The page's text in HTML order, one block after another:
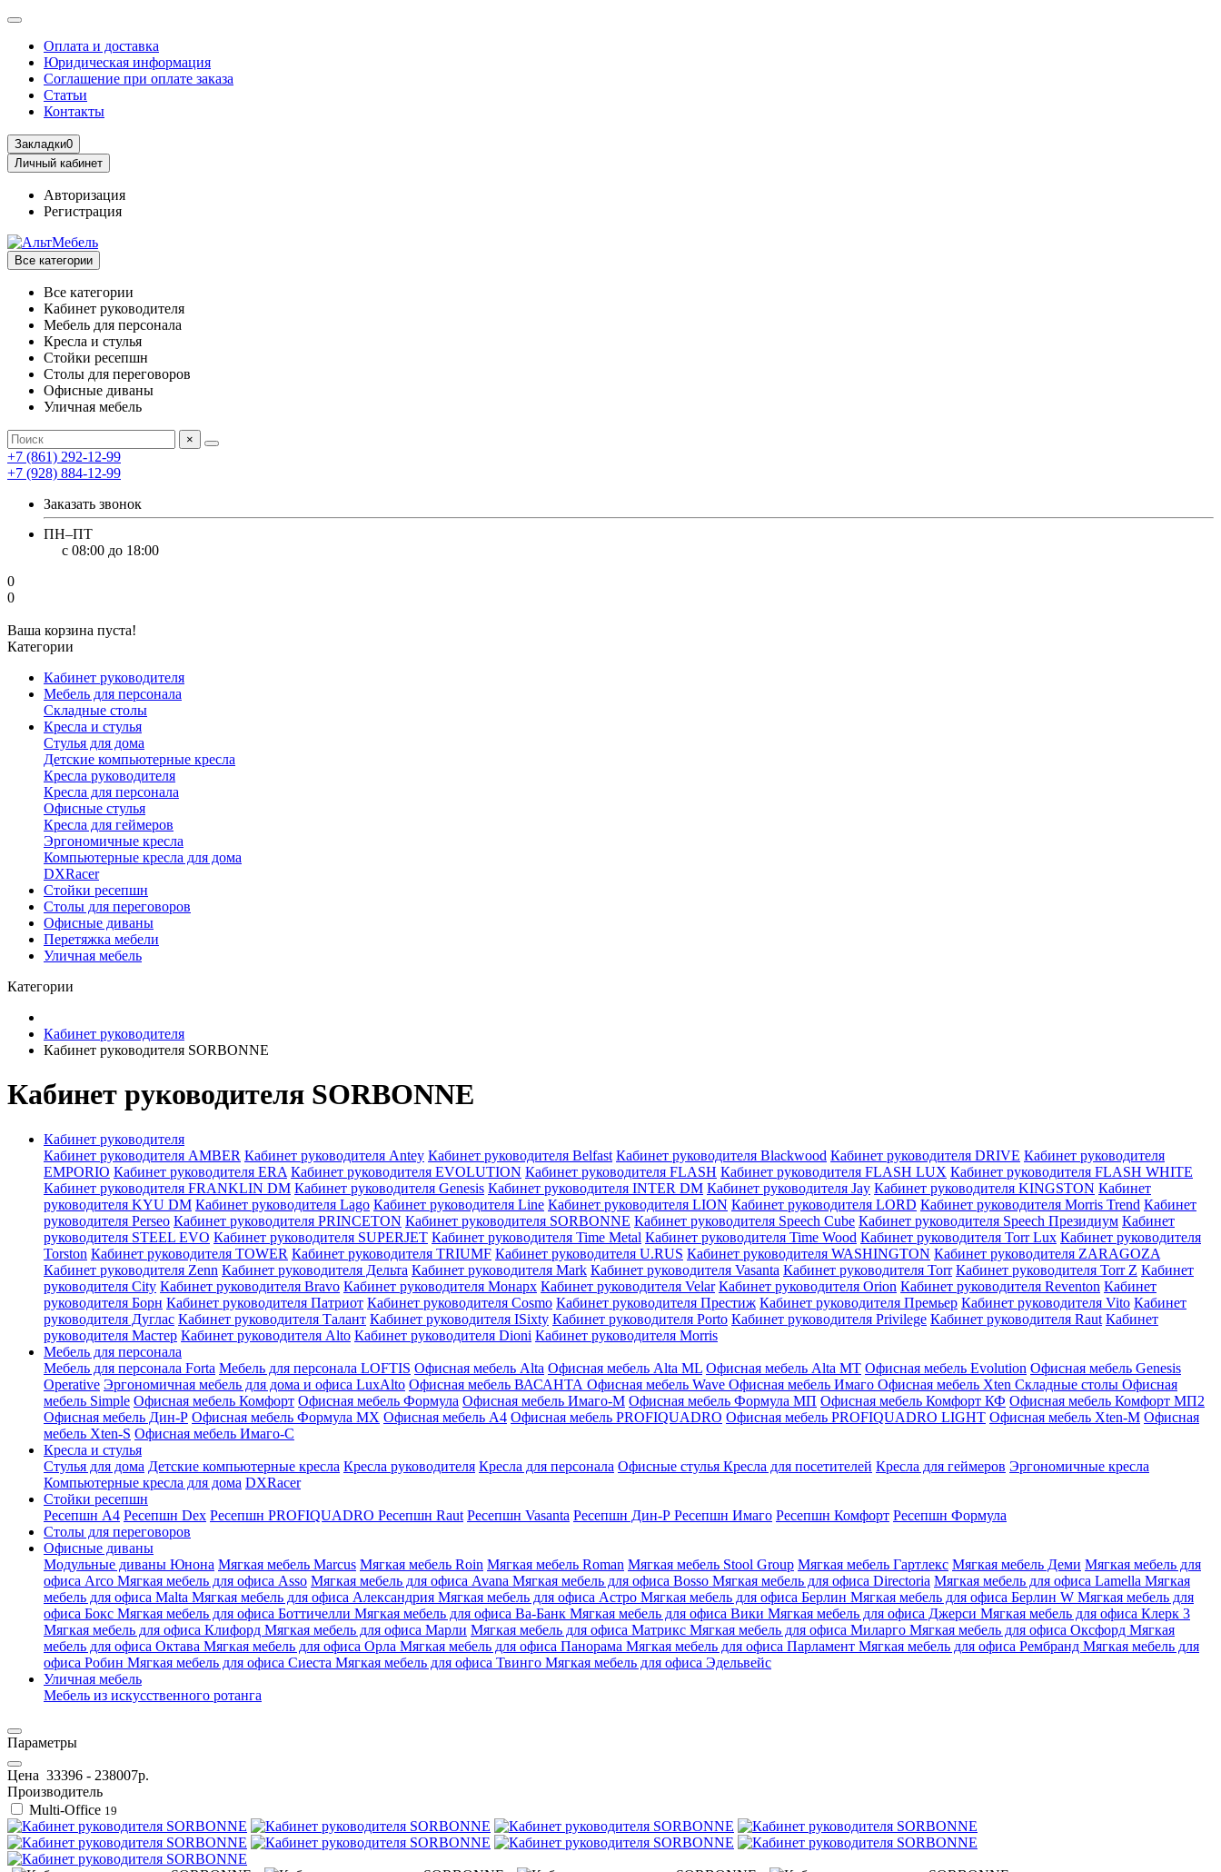
Оплата и доставка
Юридическая информация
Соглашение при оплате заказа
Статьи
Контакты
Закладки0
Личный кабинет
Авторизация
Регистрация
Все категории
Все категории
Кабинет руководителя
Мебель для персонала
Кресла и стулья
Стойки ресепшн
Столы для переговоров
Офисные диваны
Уличная мебель
×
+7 (861) 292-12-99
+7 (928) 884-12-99
Заказать звонок
ПН–ПТ
с 08:00 до 18:00
0
0
Ваша корзина пуста!
Категории
Кабинет руководителя
Мебель для персонала
Складные столы
Кресла и стулья
Стулья для дома
Детские компьютерные кресла
Кресла руководителя
Кресла для персонала
Офисные стулья
Кресла для геймеров
Эргономичные кресла
Компьютерные кресла для дома
DXRacer
Стойки ресепшн
Столы для переговоров
Офисные диваны
Перетяжка мебели
Уличная мебель
Категории
Кабинет руководителя
Кабинет руководителя SORBONNE
Кабинет руководителя SORBONNE
Кабинет руководителя
Кабинет руководителя AMBER Кабинет руководителя Antey Кабинет руководителя Belfast Кабинет руководителя Blackwood Кабинет руководителя DRIVE Кабинет руководителя
EMPORIO Кабинет руководителя ERA Кабинет руководителя EVOLUTION Кабинет руководителя FLASH Кабинет руководителя FLASH LUX Кабинет руководителя FLASH WHITE
Кабинет руководителя FRANKLIN DM Кабинет руководителя Genesis Кабинет руководителя INTER DM Кабинет руководителя Jay Кабинет руководителя KINGSTON Кабинет
руководителя KYU DM Кабинет руководителя Lago Кабинет руководителя Line Кабинет руководителя LION Кабинет руководителя LORD Кабинет руководителя Morris Trend Кабинет
руководителя Perseo Кабинет руководителя PRINCETON Кабинет руководителя SORBONNE Кабинет руководителя Speech Cube Кабинет руководителя Speech Президиум Кабинет
руководителя STEEL EVO Кабинет руководителя SUPERJET Кабинет руководителя Time Metal Кабинет руководителя Time Wood Кабинет руководителя Torr Lux Кабинет руководителя
Torston Кабинет руководителя TOWER Кабинет руководителя TRIUMF Кабинет руководителя U.RUS Кабинет руководителя WASHINGTON Кабинет руководителя ZARAGOZA
Кабинет руководителя Zenn Кабинет руководителя Дельта Кабинет руководителя Mark Кабинет руководителя Vasanta Кабинет руководителя Torr Кабинет руководителя Torr Z Кабинет
руководителя City Кабинет руководителя Bravo Кабинет руководителя Монарх Кабинет руководителя Velar Кабинет руководителя Orion Кабинет руководителя Reventon Кабинет
руководителя Борн Кабинет руководителя Патриот Кабинет руководителя Cosmo Кабинет руководителя Престиж Кабинет руководителя Премьер Кабинет руководителя Vito Кабинет
руководителя Дуглас Кабинет руководителя Талант Кабинет руководителя ISixty Кабинет руководителя Porto Кабинет руководителя Privilege Кабинет руководителя Raut Кабинет
руководителя Мастер Кабинет руководителя Alto Кабинет руководителя Dioni Кабинет руководителя Morris
Мебель для персонала
Мебель для персонала Forta Мебель для персонала LOFTIS Офисная мебель Alta Офисная мебель Alta ML Офисная мебель Alta MT Офисная мебель Evolution Офисная мебель Genesis
Operative Эргономичная мебель для дома и офиса LuxAlto Офисная мебель ВАСАНТА Офисная мебель Wave Офисная мебель Имаго Офисная мебель Xten Складные столы Офисная
мебель Simple Офисная мебель Комфорт Офисная мебель Формула Офисная мебель Имаго-М Офисная мебель Формула МП Офисная мебель Комфорт КФ Офисная мебель Комфорт МП2
Офисная мебель Дин-Р Офисная мебель Формула МХ Офисная мебель A4 Офисная мебель PROFIQUADRO Офисная мебель PROFIQUADRO LIGHT Офисная мебель Xten-M Офисная
мебель Xten-S Офисная мебель Имаго-С
Кресла и стулья
Стулья для дома Детские компьютерные кресла Кресла руководителя Кресла для персонала Офисные стулья Кресла для посетителей Кресла для геймеров Эргономичные кресла
Компьютерные кресла для дома DXRacer
Стойки ресепшн
Ресепшн A4 Ресепшн Dex Ресепшн PROFIQUADRO Ресепшн Raut Ресепшн Vasanta Ресепшн Дин-Р Ресепшн Имаго Ресепшн Комфорт Ресепшн Формула
Столы для переговоров
Офисные диваны
Модульные диваны Юнона Мягкая мебель Marcus Мягкая мебель Roin Мягкая мебель Roman Мягкая мебель Stool Group Мягкая мебель Гартлекс Мягкая мебель Деми Мягкая мебель для
офиса Arco Мягкая мебель для офиса Asso Мягкая мебель для офиса Avana Мягкая мебель для офиса Bosso Мягкая мебель для офиса Directoria Мягкая мебель для офиса Lamella Мягкая
мебель для офиса Malta Мягкая мебель для офиса Александрия Мягкая мебель для офиса Астро Мягкая мебель для офиса Берлин Мягкая мебель для офиса Берлин W Мягкая мебель для
офиса Бокс Мягкая мебель для офиса Боттичелли Мягкая мебель для офиса Ва-Банк Мягкая мебель для офиса Вики Мягкая мебель для офиса Джерси Мягкая мебель для офиса Клерк 3
Мягкая мебель для офиса Клифорд Мягкая мебель для офиса Марли Мягкая мебель для офиса Матрикс Мягкая мебель для офиса Миларго Мягкая мебель для офиса Оксфорд Мягкая
мебель для офиса Октава Мягкая мебель для офиса Орла Мягкая мебель для офиса Панорама Мягкая мебель для офиса Парламент Мягкая мебель для офиса Рембранд Мягкая мебель для
офиса Робин Мягкая мебель для офиса Сиеста Мягкая мебель для офиса Твинго Мягкая мебель для офиса Эдельвейс
Уличная мебель
Мебель из искусственного ротанга
Параметры
Цена 33396 - 238007р.
Производитель
Multi-Office 19